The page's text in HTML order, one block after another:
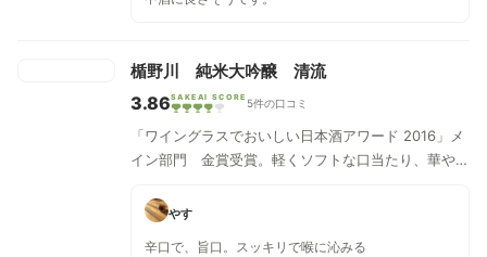
楯野川 純米大吟醸 清流
3.86SAKEAI SCORE 5件の口コミ
「ワイングラスでおいしい日本酒アワード 2016」メ
イン部門 金賞受賞。軽くソフトな口当たり、華やか
的な一本。
やす
辛口で、旨口。スッキリで喉に沁みる